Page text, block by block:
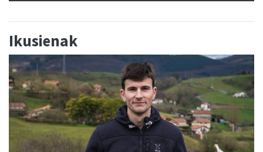
Ikusienak